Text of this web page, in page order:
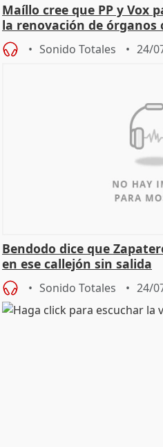
Maíllo cree que PP y Vox
la renovación de órganos
Sonido Totales 24/
Bendodo dice que
en ese callejón sin salida
Sonido Totales 24/